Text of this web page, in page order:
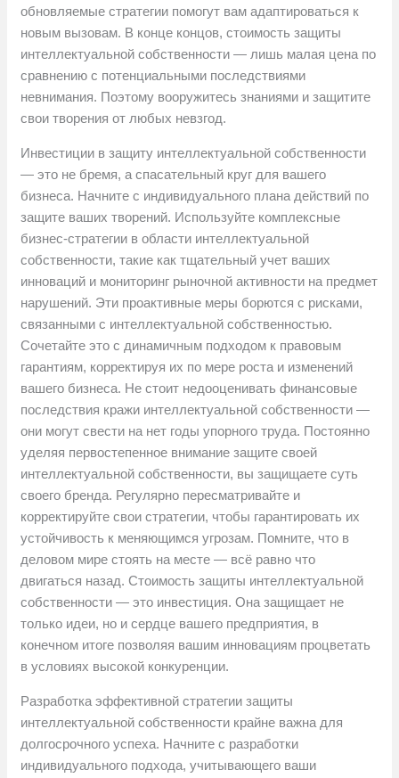
обновляемые стратегии помогут вам адаптироваться к
новым вызовам. В конце концов, стоимость защиты
интеллектуальной собственности — лишь малая цена по
сравнению с потенциальными последствиями
невнимания. Поэтому вооружитесь знаниями и защитите
свои творения от любых невзгод.
Инвестиции в защиту интеллектуальной собственности
— это не бремя, а спасательный круг для вашего
бизнеса. Начните с индивидуального плана действий по
защите ваших творений. Используйте комплексные
бизнес-стратегии в области интеллектуальной
собственности, такие как тщательный учет ваших
инноваций и мониторинг рыночной активности на предмет
нарушений. Эти проактивные меры борются с рисками,
связанными с интеллектуальной собственностью.
Сочетайте это с динамичным подходом к правовым
гарантиям, корректируя их по мере роста и изменений
вашего бизнеса. Не стоит недооценивать финансовые
последствия кражи интеллектуальной собственности —
они могут свести на нет годы упорного труда. Постоянно
уделяя первостепенное внимание защите своей
интеллектуальной собственности, вы защищаете суть
своего бренда. Регулярно пересматривайте и
корректируйте свои стратегии, чтобы гарантировать их
устойчивость к меняющимся угрозам. Помните, что в
деловом мире стоять на месте — всё равно что
двигаться назад. Стоимость защиты интеллектуальной
собственности — это инвестиция. Она защищает не
только идеи, но и сердце вашего предприятия, в
конечном итоге позволяя вашим инновациям процветать
в условиях высокой конкуренции.
Разработка эффективной стратегии защиты
интеллектуальной собственности крайне важна для
долгосрочного успеха. Начните с разработки
индивидуального подхода, учитывающего ваши